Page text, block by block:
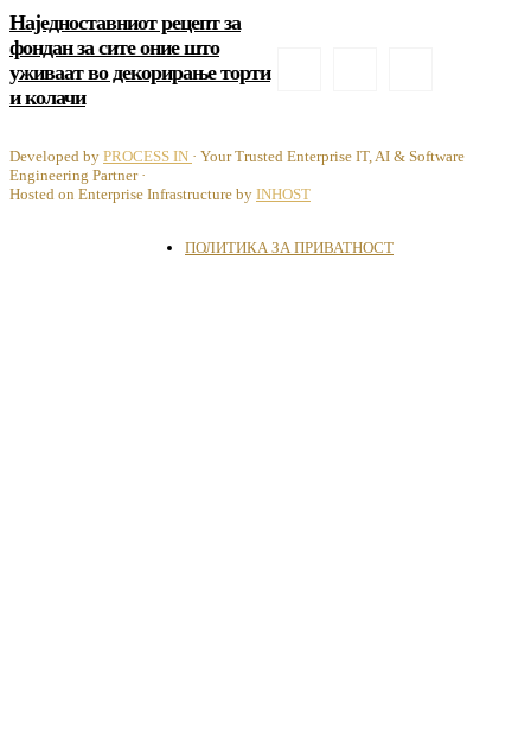
Наједноставниот рецепт за
фондан за сите оние што
уживаат во декорирање торти
и колачи
Developed by PROCESS IN · Your Trusted Enterprise IT, AI & Software
Engineering Partner ·
Hosted on Enterprise Infrastructure by INHOST
ПОЛИТИКА ЗА ПРИВАТНОСТ